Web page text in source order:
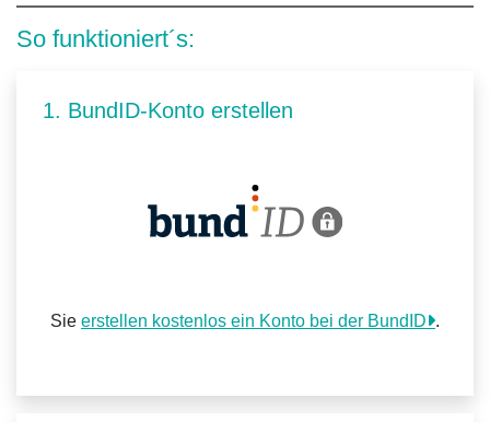
So funktioniert´s:
1. BundID-Konto erstellen
Sie erstellen kostenlos ein Konto bei der BundID .